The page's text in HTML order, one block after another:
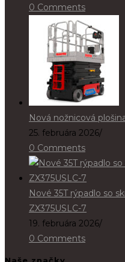
0 Comments
Nová nožnicová
25. februára 2026/
0 Comments
Nové 35T rýpadlo so
ZX375USLC-7
19. februára 2026/
0 Comments